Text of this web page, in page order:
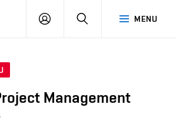
MENU
PŘIHLÁSIT
Management